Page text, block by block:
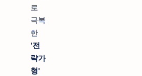
로
극복
한
'전
략가
형'